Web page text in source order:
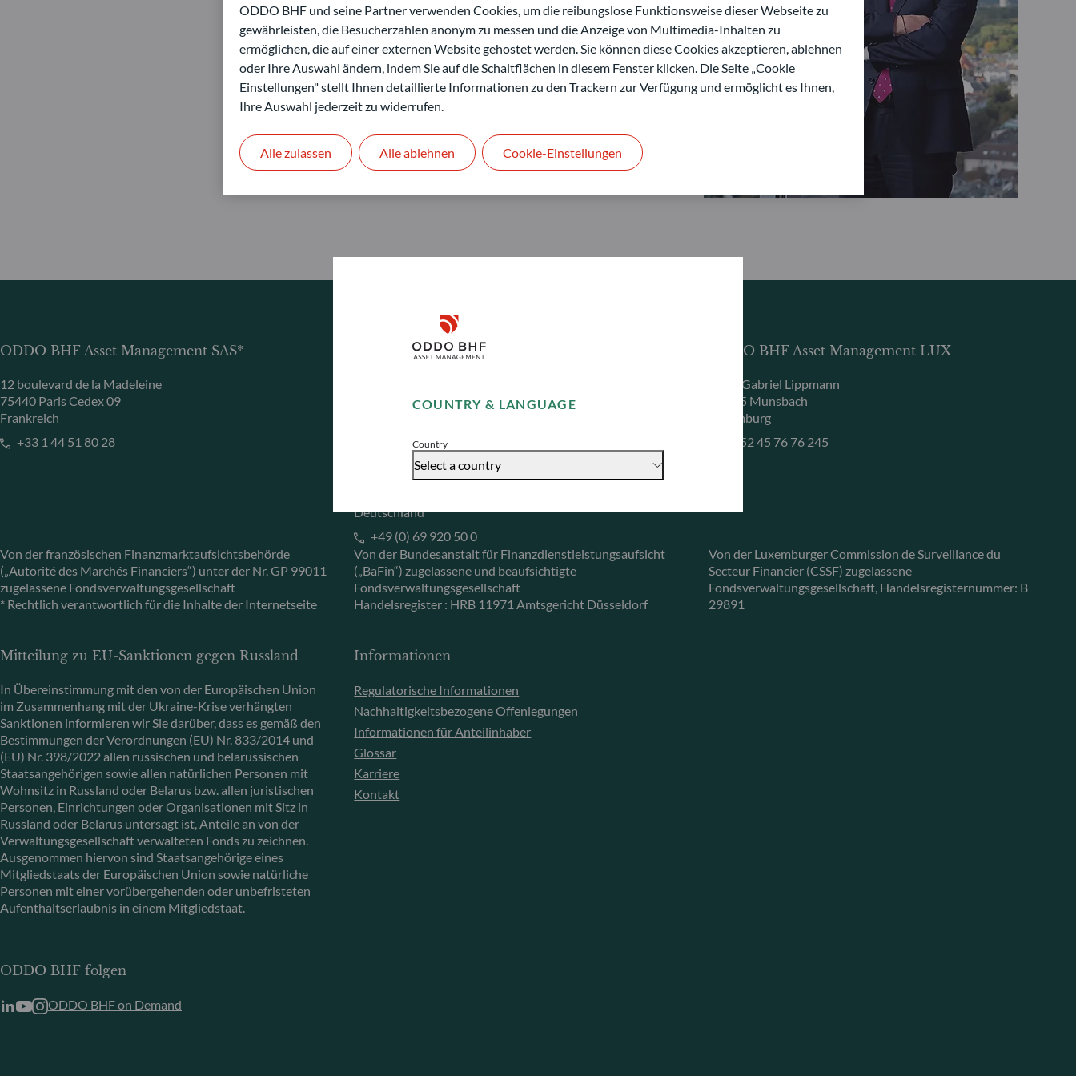
COUNTRY & LANGUAGE
Country
Select a country
Disclaimer
Accept
ODDO BHF Asset Management SAS*
12 boulevard de la Madeleine
75440 Paris Cedex 09
Frankreich
+33 1 44 51 80 28
Von der französischen Finanzmarktaufsichtsbehörde
(„Autorité des Marchés Financiers“) unter der Nr. GP 99011
zugelassene Fondsverwaltungsgesellschaft
* Rechtlich verantwortlich für die Inhalte der Internetseite
ODDO BHF Asset Management GmbH
40217 Düsseldorf
+49 (0) 211 239 24 01
Gallusanlage 8
Deutschland
+49 (0) 69 920 50 0
Von der Bundesanstalt für Finanzdienstleistungsaufsicht
(„BaFin“) zugelassene und beaufsichtigte
Fondsverwaltungsgesellschaft
Handelsregister : HRB 11971 Amtsgericht Düsseldorf
ODDO BHF Asset Management LUX
6, rue Gabriel Lippmann
L-5365 Munsbach
Luxemburg
+352 45 76 76 245
Von der Luxemburger Commission de Surveillance du
Secteur Financier (CSSF) zugelassene
Fondsverwaltungsgesellschaft, Handelsregisternummer: B
29891
Mitteilung zu EU-Sanktionen gegen Russland
In Übereinstimmung mit den von der Europäischen Union
im Zusammenhang mit der Ukraine-Krise verhängten
Sanktionen informieren wir Sie darüber, dass es gemäß den
Bestimmungen der Verordnungen (EU) Nr. 833/2014 und
(EU) Nr. 398/2022 allen russischen und belarussischen
Staatsangehörigen sowie allen natürlichen Personen mit
Wohnsitz in Russland oder Belarus bzw. allen juristischen
Personen, Einrichtungen oder Organisationen mit Sitz in
Russland oder Belarus untersagt ist, Anteile an von der
Verwaltungsgesellschaft verwalteten Fonds zu zeichnen.
Ausgenommen hiervon sind Staatsangehörige eines
Mitgliedstaats der Europäischen Union sowie natürliche
Personen mit einer vorübergehenden oder unbefristeten
Aufenthaltserlaubnis in einem Mitgliedstaat.
Informationen
Regulatorische Informationen
Nachhaltigkeitsbezogene Offenlegungen
Informationen für Anteilinhaber
Glossar
Karriere
Kontakt
ODDO BHF folgen
ODDO BHF on Demand
ODDO BHF und seine Partner verwenden Cookies, um die reibungslose Funktionsweise dieser Webseite zu
gewährleisten, die Besucherzahlen anonym zu messen und die Anzeige von Multimedia-Inhalten zu
ermöglichen, die auf einer externen Website gehostet werden. Sie können diese Cookies akzeptieren, ablehnen
oder Ihre Auswahl ändern, indem Sie auf die Schaltflächen in diesem Fenster klicken. Die Seite „Cookie
Einstellungen" stellt Ihnen detaillierte Informationen zu den Trackern zur Verfügung und ermöglicht es Ihnen,
Ihre Auswahl jederzeit zu widerrufen.
Alle ablehnen
Alle zulassen Cookie-Einstellungen